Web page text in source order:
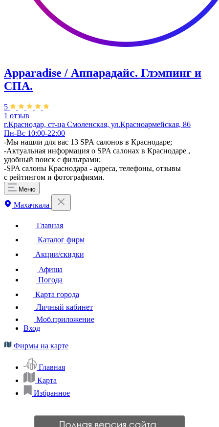
Apparadise / Аппарадайс. Глэмпинг и
СПА.
5
1 отзыв
г.Краснодар, ст-ца Смоленская, ул.Красноармейская, 86
Пн-Вс 10:00-22:00
-Мы нашли для вас 13 SPA салонов в Краснодаре;
-Актуальная информация о SPA салонах в Краснодаре ,
удобный поиск с фильтрами;
-SPA салоны Краснодара - адреса, телефоны, отзывы
с рейтингом и фотографиями.
Меню
Махачкала
Главная
Каталог фирм
Акции/скидки
Афиша
Погода
Карта города
Личный кабинет
Моб.приложение
Вход
Фирмы на карте
Главная
Карта
Избранное